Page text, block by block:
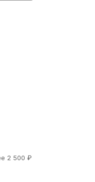
2 500 ₽